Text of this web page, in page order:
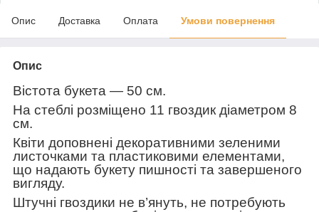
Опис Доставка Оплата Умови повернення
Опис
Вістота букета — 50 см.
На стеблі розміщено 11 гвоздик діаметром 8
см.
Квіти доповнені декоративними зеленими
листочками та пластиковими елементами,
що надають букету пишності та завершеного
вигляду.
Штучні гвоздики не в’януть, не потребують